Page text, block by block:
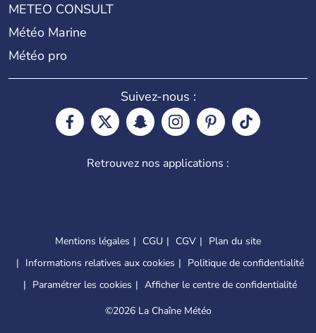
METEO CONSULT
Météo Marine
Météo pro
Suivez-nous :
Retrouvez nos applications :
Mentions légales CGU CGV
Plan du site
Informations relatives aux cookies
Politique de confidentialité
Paramétrer les cookies
Afficher le centre de confidentialité
©2026 La Chaîne Météo